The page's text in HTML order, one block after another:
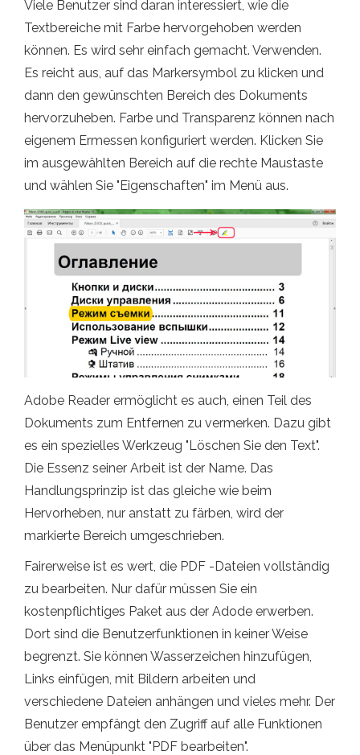
Viele Benutzer sind daran interessiert, wie die
Textbereiche mit Farbe hervorgehoben werden
können. Es wird sehr einfach gemacht. Verwenden.
Es reicht aus, auf das Markersymbol zu klicken und
dann den gewünschten Bereich des Dokuments
hervorzuheben. Farbe und Transparenz können nach
eigenem Ermessen konfiguriert werden. Klicken Sie
im ausgewählten Bereich auf die rechte Maustaste
und wählen Sie "Eigenschaften" im Menü aus.
Adobe Reader ermöglicht es auch, einen Teil des
Dokuments zum Entfernen zu vermerken. Dazu gibt
es ein spezielles Werkzeug "Löschen Sie den Text".
Die Essenz seiner Arbeit ist der Name. Das
Handlungsprinzip ist das gleiche wie beim
Hervorheben, nur anstatt zu färben, wird der
markierte Bereich umgeschrieben.
Fairerweise ist es wert, die PDF -Dateien vollständig
zu bearbeiten. Nur dafür müssen Sie ein
kostenpflichtiges Paket aus der Adode erwerben.
Dort sind die Benutzerfunktionen in keiner Weise
begrenzt. Sie können Wasserzeichen hinzufügen,
Links einfügen, mit Bildern arbeiten und
verschiedene Dateien anhängen und vieles mehr. Der
Benutzer empfängt den Zugriff auf alle Funktionen
über das Menüpunkt "PDF bearbeiten".